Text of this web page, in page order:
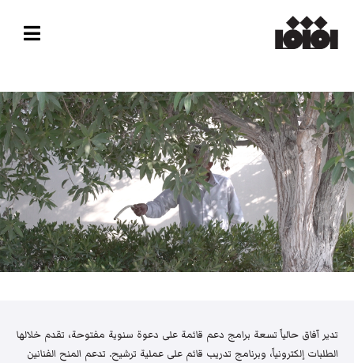
تدير آفاق حالياً تسعة برامج دعم قائمة على دعوة سنوية مفتوحة، تقدم خلالها
الطلبات إلكترونياً، وبرنامج تدريب قائم على عملية ترشيح. تدعم المنح الفنانين